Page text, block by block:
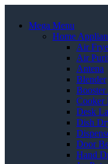
Mega Menu
Home
Air
Air
Antena
Blender
Cooker
Desk
Dish
Door
Hand